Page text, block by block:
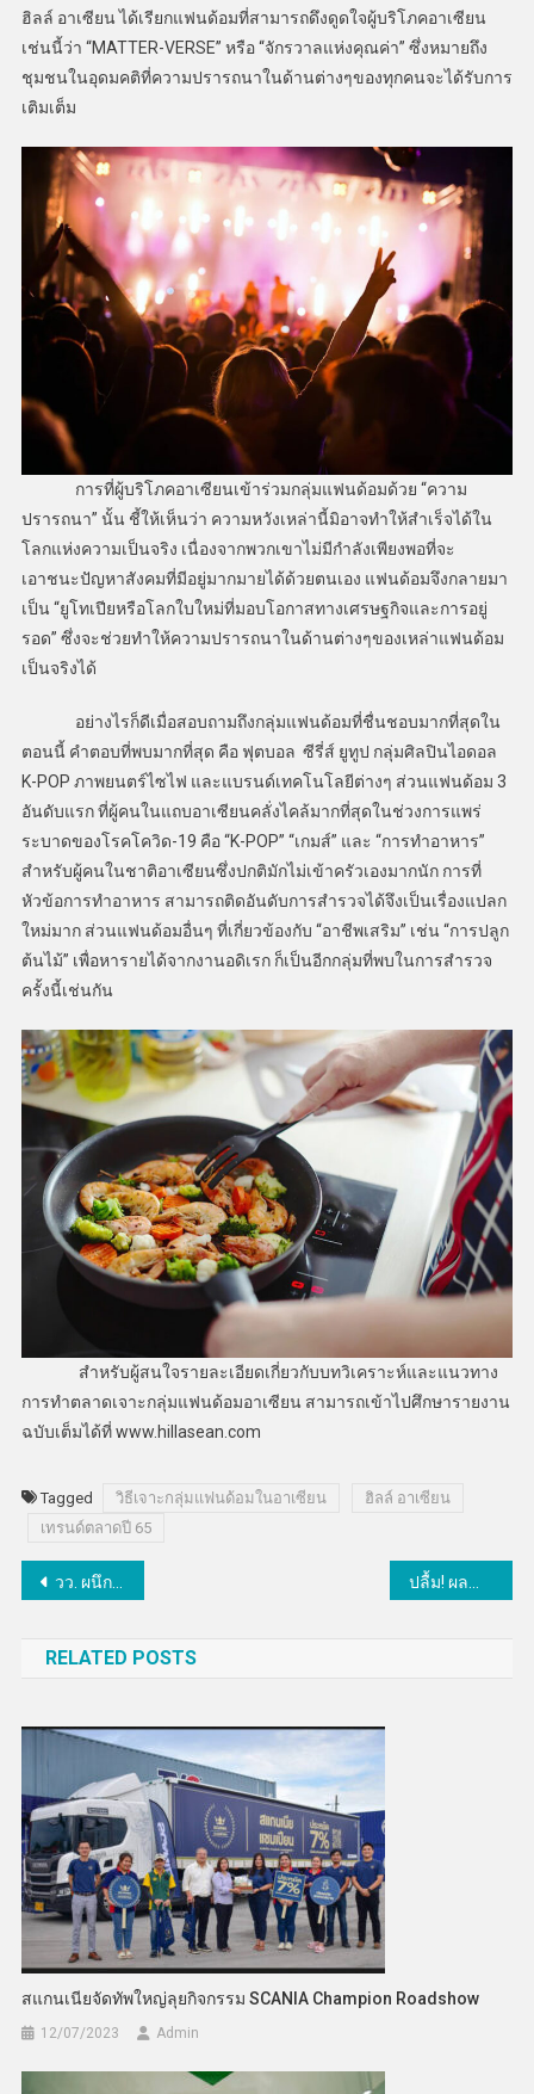
ฮิลล์ อาเซียน ได้เรียกแฟนด้อมที่สามารถดึงดูดใจผู้บริโภคอาเซียน
เช่นนี้ว่า “MATTER-VERSE” หรือ “จักรวาลแห่งคุณค่า” ซึ่งหมายถึง
ชุมชนในอุดมคติที่ความปรารถนาในด้านต่างๆของทุกคนจะได้รับการ
เติมเต็ม
การที่ผู้บริโภคอาเซียนเข้าร่วมกลุ่มแฟนด้อมด้วย “ความ
ปรารถนา” นั้น ชี้ให้เห็นว่า ความหวังเหล่านี้มิอาจทำให้สำเร็จได้ใน
โลกแห่งความเป็นจริง เนื่องจากพวกเขาไม่มีกำลังเพียงพอที่จะ
เอาชนะปัญหาสังคมที่มีอยู่มากมายได้ด้วยตนเอง แฟนด้อมจึงกลายมา
เป็น “ยูโทเปียหรือโลกใบใหม่ที่มอบโอกาสทางเศรษฐกิจและการอยู่
รอด” ซึ่งจะช่วยทำให้ความปรารถนาในด้านต่างๆของเหล่าแฟนด้อม
เป็นจริงได้
อย่างไรก็ดีเมื่อสอบถามถึงกลุ่มแฟนด้อมที่ชื่นชอบมากที่สุดใน
ตอนนี้ คำตอบที่พบมากที่สุด คือ ฟุตบอล ซีรี่ส์ ยูทูป กลุ่มศิลปินไอดอล
K-POP ภาพยนตร์ไซไฟ และแบรนด์เทคโนโลยีต่างๆ ส่วนแฟนด้อม 3
อันดับแรก ที่ผู้คนในแถบอาเซียนคลั่งไคล้มากที่สุดในช่วงการแพร่
ระบาดของโรคโควิด-19 คือ “K-POP” “เกมส์” และ “การทำอาหาร”
สำหรับผู้คนในชาติอาเซียนซึ่งปกติมักไม่เข้าครัวเองมากนัก การที่
หัวข้อการทำอาหาร สามารถติดอันดับการสำรวจได้จึงเป็นเรื่องแปลก
ใหม่มาก ส่วนแฟนด้อมอื่นๆ ที่เกี่ยวข้องกับ “อาชีพเสริม” เช่น “การปลูก
ต้นไม้” เพื่อหารายได้จากงานอดิเรก ก็เป็นอีกกลุ่มที่พบในการสำรวจ
ครั้งนี้เช่นกัน
สำหรับผู้สนใจรายละเอียดเกี่ยวกับบทวิเคราะห์และแนวทาง
การทำตลาดเจาะกลุ่มแฟนด้อมอาเซียน สามารถเข้าไปศึกษารายงาน
ฉบับเต็มได้ที่ www.hillasean.com
Tagged วิธีเจาะกลุ่มแฟนด้อมในอาเซียน
ฮิลล์ อาเซียน
เทรนด์ตลาดปี 65
แนะแนว
วว. ผนึกกำลังพันธมิตร 4 หน่วยงาน สร้างความร่วมมือด้านการวิจัยพัฒนา ทดสอบชิ้นส่วนอากาศยาน มุ่งพัฒนาขีดความสามารถอุตสาหกรรมการบินของไทย
RELATED POSTS
สแกนเนียจัดทัพใหญ่ลุยกิจกรรม SCANIA Champion Roadshow
12/07/2023 Admin